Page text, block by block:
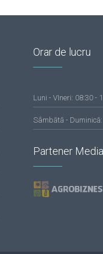
Orar de lucru
Luni - VIneri: 08:30 -
Sâmbătă -
Partener Media